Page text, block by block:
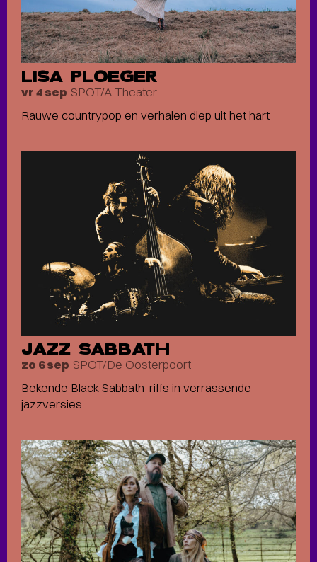
LISA PLOEGER
vr 4 sep SPOT/A-Theater
Rauwe countrypop en verhalen diep uit het hart
JAZZ SABBATH
zo 6 sep SPOT/De Oosterpoort
Bekende Black Sabbath-riffs in verrassende
jazzversies